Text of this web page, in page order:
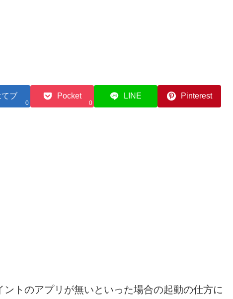
てブ
0
Pocket
0
LINE Pinterest
トのアプリが無いといった場合の起動の仕方に